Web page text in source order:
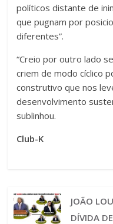
políticos distante de
que pugnam por
diferentes”.
“Creio por outro lado
criem de modo cíclico
construtivo que nos
desenvolvimento
sublinhou.
Club-K
JOÃO
DÍVIDA